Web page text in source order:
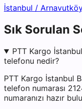
İstanbul /
Sık Sorulan
PTT Kargo
telefonu nedir?
PTT Kargo İstanbul
telefon numarası
numaranızı hazır